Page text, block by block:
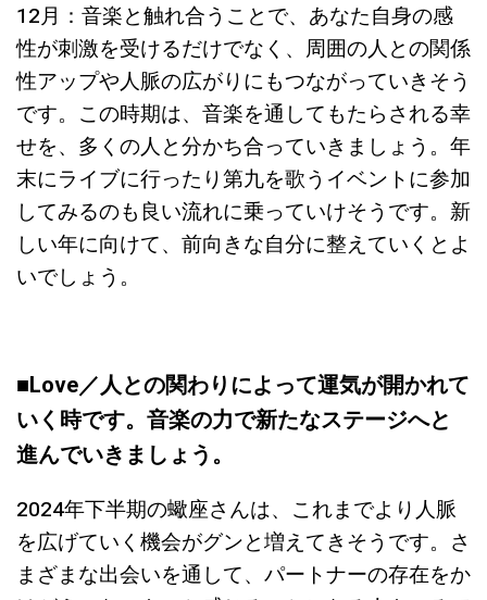
12月：音楽と触れ合うことで、あなた自身の感
性が刺激を受けるだけでなく、周囲の人との関係
性アップや人脈の広がりにもつながっていきそう
です。この時期は、音楽を通してもたらされる幸
せを、多くの人と分かち合っていきましょう。年
末にライブに行ったり第九を歌うイベントに参加
してみるのも良い流れに乗っていけそうです。新
しい年に向けて、前向きな自分に整えていくとよ
いでしょう。
■Love／人との関わりによって運気が開かれて
いく時です。音楽の力で新たなステージへと
進んでいきましょう。
2024年下半期の蠍座さんは、これまでより人脈
を広げていく機会がグンと増えてきそうです。さ
まざまな出会いを通して、パートナーの存在をか